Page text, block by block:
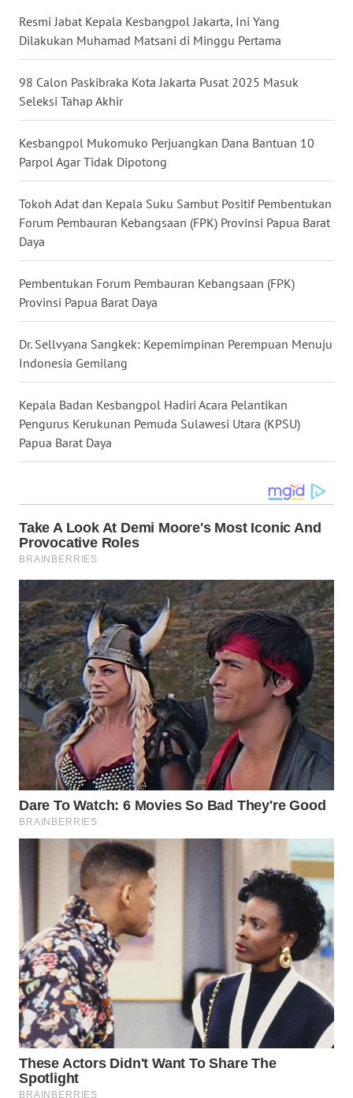
Resmi Jabat Kepala Kesbangpol Jakarta, Ini Yang
Dilakukan Muhamad Matsani di Minggu Pertama
98 Calon Paskibraka Kota Jakarta Pusat 2025 Masuk
Seleksi Tahap Akhir
Kesbangpol Mukomuko Perjuangkan Dana Bantuan 10
Parpol Agar Tidak Dipotong
Tokoh Adat dan Kepala Suku Sambut Positif Pembentukan
Forum Pembauran Kebangsaan (FPK) Provinsi Papua Barat
Daya
Pembentukan Forum Pembauran Kebangsaan (FPK)
Provinsi Papua Barat Daya
Dr. Sellvyana Sangkek: Kepemimpinan Perempuan Menuju
Indonesia Gemilang
Kepala Badan Kesbangpol Hadiri Acara Pelantikan
Pengurus Kerukunan Pemuda Sulawesi Utara (KPSU)
Papua Barat Daya
WN
KALTARA
WN
KALSEL
WN
KALTIM
WN
SULSEL
WN
GORONTALO
WN
SULUT
WN
WN
MALUT
WN
TOBA
WN
NIAS
WN
LANGKAT
WN
TAPANULI
SELATAN
WN
TANJUNG
WN
SIMALUNGUN
WN
LABUHANBATU
WN
TAPANULI